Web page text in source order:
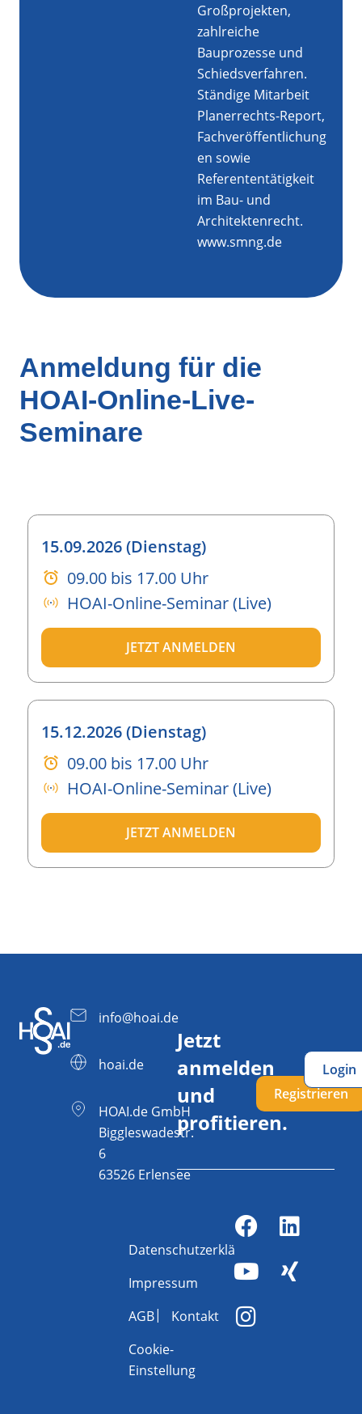
Großprojekten,
zahlreiche
Bauprozesse und
Schiedsverfahren.
Ständige Mitarbeit
Planerrechts-Report,
Fachveröffentlichung
en sowie
Referententätigkeit
im Bau- und
Architektenrecht.
www.smng.de
Anmeldung für die
HOAI-Online-Live-
Seminare
15.09.2026 (Dienstag)
09.00 bis 17.00 Uhr
HOAI-Online-Seminar (Live)
JETZT ANMELDEN
15.12.2026 (Dienstag)
09.00 bis 17.00 Uhr
HOAI-Online-Seminar (Live)
JETZT ANMELDEN
info@hoai.de
hoai.de
HOAI.de GmbH
Biggleswadestr.
6
63526 Erlensee
Jetzt
anmelden
und
profitieren.
Registrieren
Login
Datenschutzerklärung
Impressum
AGB
Kontakt
Cookie-
Einstellung